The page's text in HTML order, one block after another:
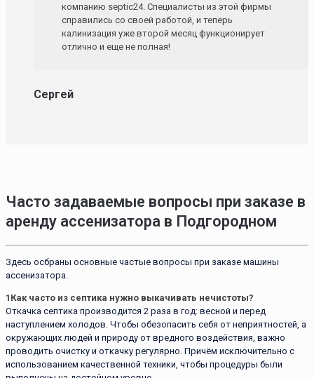
компанию septic24. Специалисты из этой фирмы
справились со своей работой, и теперь
калинизация уже второй месяц функционирует
отлично и еще не полная!
Сергей
Часто задаваемые вопросы при заказе в
аренду ассенизатора в Подгородном
Здесь осбраны основные частые вопросы при заказе машины
ассенизатора.
1 Как часто из септика нужно выкачивать нечистоты?
Откачка септика производится 2 раза в год: весной и перед
наступлением холодов. Чтобы обезопасить себя от неприятностей, а
окружающих людей и природу от вредного воздействия, важно
проводить очистку и откачку регулярно. Причём исключительно с
использованием качественной техники, чтобы процедуры были